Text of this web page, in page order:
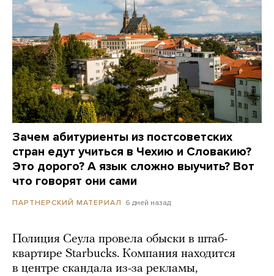
Зачем абитуриенты из постсоветских
стран едут учиться в Чехию и Словакию?
Это дорого? А язык сложно выучить? Вот
что говорят они сами
ПАРТНЕРСКИЙ МАТЕРИАЛ 6 дней назад
Полиция Сеула провела обыски в штаб-
квартире Starbucks. Компания находится
в центре скандала из-за рекламы,